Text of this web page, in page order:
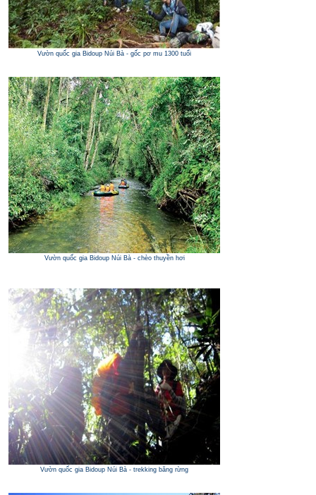
Vườn quốc gia Bidoup Núi Bà - gốc pơ mu 1300 tuổi
Vườn quốc gia Bidoup Núi Bà - chèo thuyền hơi
Vườn quốc gia Bidoup Núi Bà - trekking băng rừng